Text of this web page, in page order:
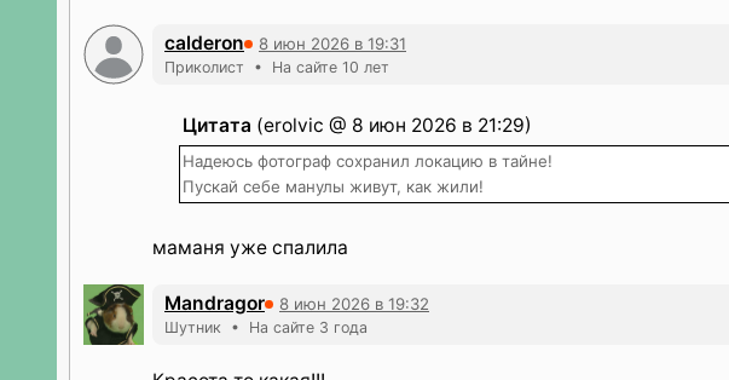
calderon 8 июн 2026 в 19:31
Приколист • На сайте 10 лет
Цитата (erolvic @ 8 июн 2026 в 21:29)
Надеюсь фотограф сохранил локацию в тайне!
Пускай себе манулы живут, как жили!
маманя уже спалила
Mandragor 8 июн 2026 в 19:32
Шутник • На сайте 3 года